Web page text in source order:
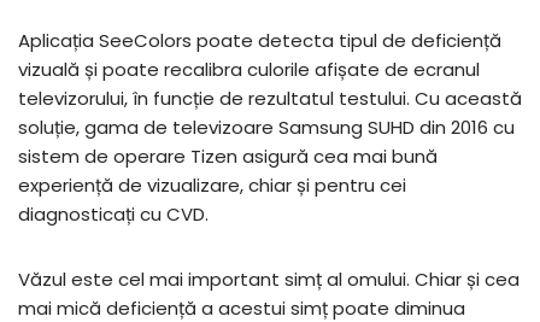
Aplicația SeeColors poate detecta tipul de deficiență
vizuală și poate recalibra culorile afișate de ecranul
televizorului, în funcție de rezultatul testului. Cu această
soluție, gama de televizoare Samsung SUHD din 2016 cu
sistem de operare Tizen asigură cea mai bună
experiență de vizualizare, chiar și pentru cei
diagnosticați cu CVD.
Văzul este cel mai important simț al omului. Chiar și cea
mai mică deficiență a acestui simț poate diminua